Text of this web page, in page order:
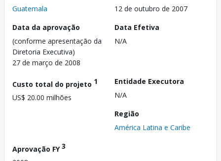
Guatemala
12 de outubro de 2007
Data da aprovação
(conforme apresentação da
Diretoria Executiva)
27 de março de 2008
Data Efetiva
N/A
Custo total do projeto 1
US$ 20.00 milhões
Entidade Executora
N/A
Região
América Latina e Caribe
Aprovação FY3